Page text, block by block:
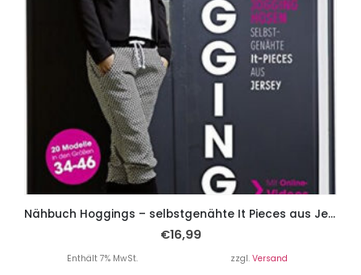
Nähbuch Hoggings – selbstgenähte It Pieces aus Jersey.
€16,99
Enthält 7% MwSt. zzgl. Versand